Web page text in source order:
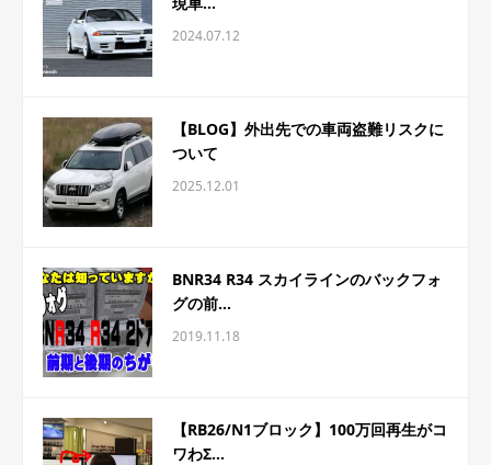
2024.07.12
【BLOG】外出先での車両盗難リスクに
ついて
2025.12.01
BNR34 R34 スカイラインのバックフォ
グの前...
2019.11.18
【RB26/N1ブロック】100万回再生がコ
ワわΣ...